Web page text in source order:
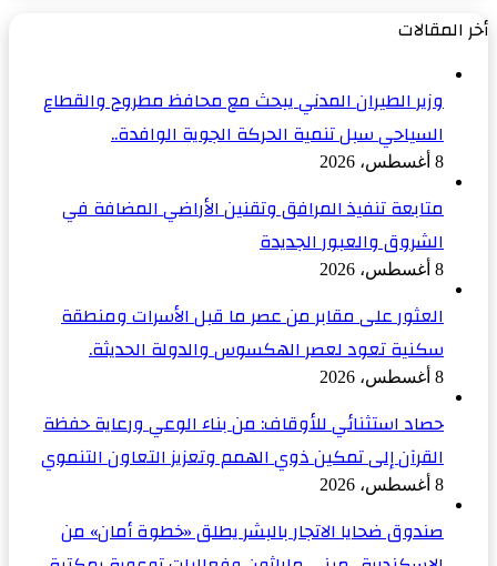
أخر المقالات
وزير الطيران المدني يبحث مع محافظ مطروح والقطاع
السياحي سبل تنمية الحركة الجوية الوافدة..
8 أغسطس، 2026
متابعة تنفيذ المرافق وتقنين الأراضي المضافة في
الشروق والعبور الجديدة
8 أغسطس، 2026
العثور على مقابر من عصر ما قبل الأسرات ومنطقة
سكنية تعود لعصر الهكسوس والدولة الحديثة.
8 أغسطس، 2026
حصاد استثنائي للأوقاف: من بناء الوعي ورعاية حفظة
القرآن إلى تمكين ذوي الهمم وتعزيز التعاون التنموي
8 أغسطس، 2026
صندوق ضحايا الاتجار بالبشر يطلق «خطوة أمان» من